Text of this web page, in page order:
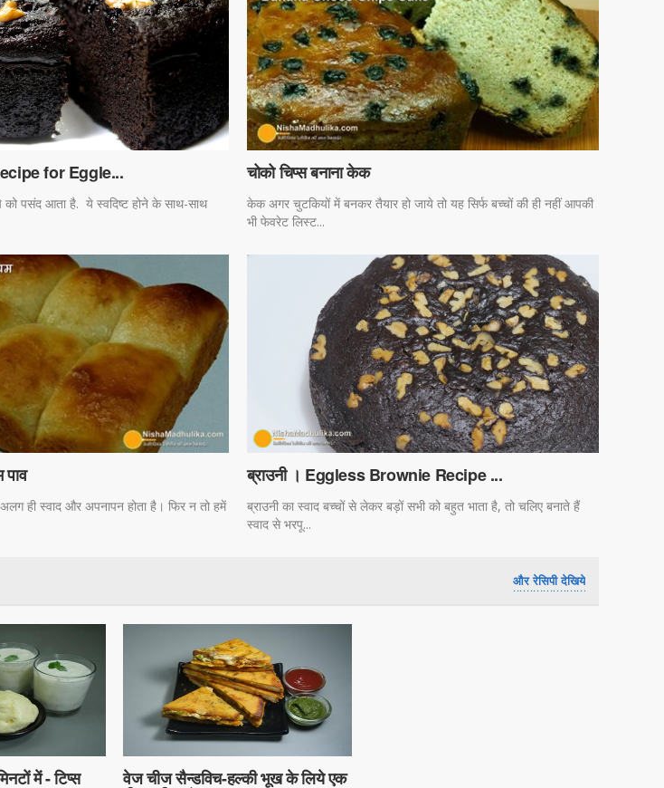
for Eggle...
पसंद आता है. ये स्वदिष्ट होने के साथ-साथ
चोको चिप्स बनाना केक
केक अगर चुटकियों में बनकर तैयार हो जाये तो यह सिर्फ बच्चों की ही नहीं आपकी
भी फेवरेट लिस्ट...
पाव
ही स्वाद और अपनापन होता है। फिर न तो हमें
ब्राउनी । Eggless Brownie Recipe ...
ब्राउनी का स्वाद बच्चों से लेकर बड़ों सभी को बहुत भाता है, तो चलिए बनाते हैं
स्वाद से भरपू...
और रेसिपी देखिये
में - टिप्स वेज चीज सैन्डविच-हल्की भूख के लिये एक